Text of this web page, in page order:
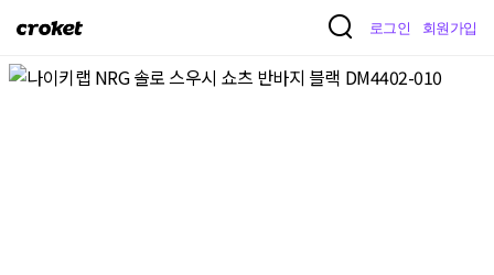
크
켓
로그인 회원가입